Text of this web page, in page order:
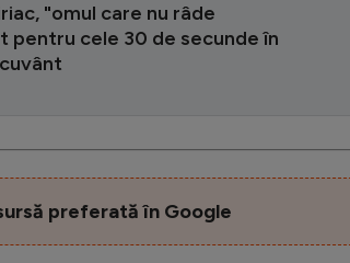
"omul care nu râde
pentru cele 30 de secunde în
preferată în Google